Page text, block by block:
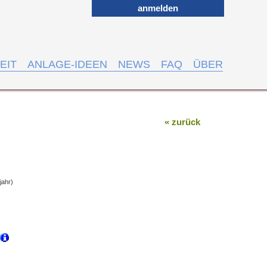
anmelden
ÜBER
FAQ
NEWS
ANLAGE-IDEEN
« zurück